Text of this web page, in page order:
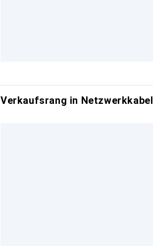
Verkaufsrang in Netzwerkkabel